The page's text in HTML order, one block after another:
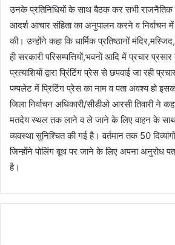
उनके प्रतिनिधियों के साथ बैठक कर सभी राजनैतिक
आदर्श आचार संहिता का अनुपालन करने व निर्वाचन
की। उन्होंने कहा कि धार्मिक प्रतिष्ठानों
ही सरकारी परिसम्पत्तियों,भवनों आदि में प्रचार
प्रत्याशियों द्वारा प्रिंटिंग प्रेस से छपवाई जा रही
पम्पलेट में प्रिटिंग प्रेस का नाम व पता अवश्य हो
जिला निर्वाचन अधिकारी/सीडीओ आरसी तिवारी ने
मतदेय स्थल तक लाने व ले जाने के लिए वाहन के साथ
व्यवस्था सुनिश्चित की गई है। वर्तमान तक 50
जिन्होंने पोलिंग बूथ पर जाने के लिए अपना अनुरोध
है।